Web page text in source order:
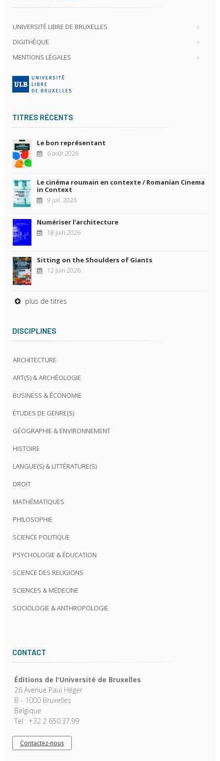
UNIVERSITÉ LIBRE DE BRUXELLES
DIGITHÈQUE
MENTIONS LÉGALES
TITRES RÉCENTS
Le bon représentant
6 août 2026
Le cinéma roumain en contexte / Romanian Cinema
in Context
9 juil. 2026
Numériser l'architecture
18 juin 2026
Sitting on the Shoulders of Giants
12 juin 2026
plus de titres
DISCIPLINES
ARCHITECTURE
ART(S) & ARCHÉOLOGIE
BUSINESS & ÉCONOMIE
ÉTUDES DE GENRE(S)
GÉOGRAPHIE & ENVIRONNEMENT
HISTOIRE
LANGUE(S) & LITTÉRATURE(S)
DROIT
MATHÉMATIQUES
PHILOSOPHIE
SCIENCE POLITIQUE
PSYCHOLOGIE & ÉDUCATION
SCIENCE DES RELIGIONS
SCIENCES & MÉDECINE
SOCIOLOGIE & ANTHROPOLOGIE
CONTACT
Éditions de l'Université de Bruxelles
26 Avenue Paul Héger
B - 1000 Bruxelles
Belgique
Tel : +32 2 650.37.99
Contactez-nous